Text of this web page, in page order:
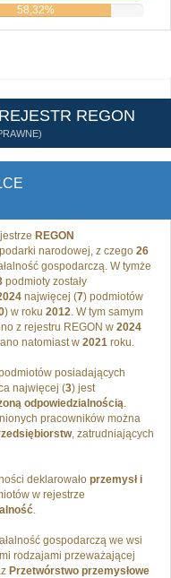
58,32%
REGON
REGON
narodowej, z czego 26
gospodarczą. W tymże
podmioty zostały
najwięcej (7) podmiotów
) w roku 2012. W tym samym
z rejestru REGON w 2024
natomiast w 2021 roku.
posiadających
najwięcej (3) jest
odpowiedzialnością.
pracowników można
, zatrudniających
deklarowało przemysł i
w rejestrze
.
gospodarczą we wsi
rodzajami przeważającej
Przetwórstwo przemysłowe